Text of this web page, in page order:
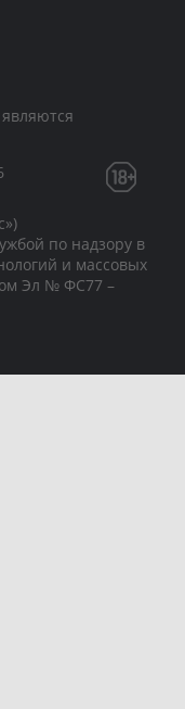
по надзору в
и массовых
Эл № ФС77 –